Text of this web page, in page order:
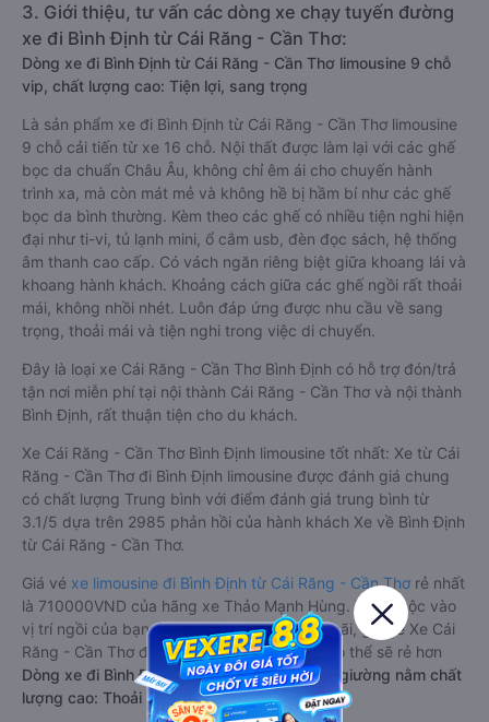
3. Giới thiệu, tư vấn các dòng xe chạy tuyến đường
xe đi Bình Định từ Cái Răng - Cần Thơ:
Dòng xe đi Bình Định từ Cái Răng - Cần Thơ limousine 9 chỗ
vip, chất lượng cao: Tiện lợi, sang trọng
Là sản phẩm xe đi Bình Định từ Cái Răng - Cần Thơ limousine
9 chỗ cải tiến từ xe 16 chỗ. Nội thất được làm lại với các ghế
bọc da chuẩn Châu Âu, không chỉ êm ái cho chuyến hành
trình xa, mà còn mát mẻ và không hề bị hầm bí như các ghế
bọc da bình thường. Kèm theo các ghế có nhiều tiện nghi hiện
đại như ti-vi, tủ lạnh mini, ổ cắm usb, đèn đọc sách, hệ thống
âm thanh cao cấp. Có vách ngăn riêng biệt giữa khoang lái và
khoang hành khách. Khoảng cách giữa các ghế ngồi rất thoải
mái, không nhồi nhét. Luôn đáp ứng được nhu cầu về sang
trọng, thoải mái và tiện nghi trong việc di chuyển.
Đây là loại xe Cái Răng - Cần Thơ Bình Định có hỗ trợ đón/trả
tận nơi miễn phí tại nội thành Cái Răng - Cần Thơ và nội thành
Bình Định, rất thuận tiện cho du khách.
Xe Cái Răng - Cần Thơ Bình Định limousine tốt nhất: Xe từ Cái
Răng - Cần Thơ đi Bình Định limousine được đánh giá chung
có chất lượng Trung bình với điểm đánh giá trung bình từ
3.1/5 dựa trên 2985 phản hồi của hành khách Xe về Bình Định
từ Cái Răng - Cần Thơ.
Giá vé xe limousine đi Bình Định từ Cái Răng - Cần Thơ rẻ nhất
là 710000VND của hãng xe Thảo Mạnh Hùng. Tùy thuộc vào
vị trí ngồi của bạn và chương trình khuyến mãi, giá vé Xe Cái
Răng - Cần Thơ đi Bình Định limousine này có thể sẽ rẻ hơn
Dòng xe đi Bình Định từ Cái Răng - Cần Thơ giường nằm chất
lượng cao: Thoải mái, giá cả tốt nhất